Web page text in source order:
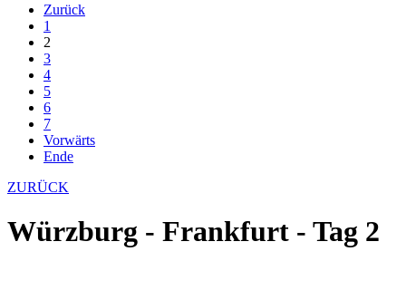
Zurück
1
2
3
4
5
6
7
Vorwärts
Ende
ZURÜCK
Würzburg - Frankfurt - Tag 2